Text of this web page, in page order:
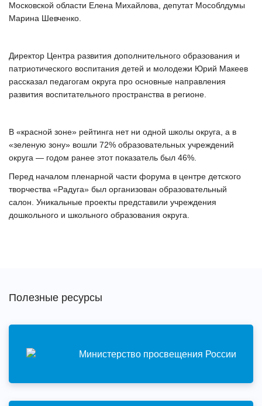
Московской области Елена Михайлова, депутат Мособлдумы
Марина Шевченко.
Директор Центра развития дополнительного образования и
патриотического воспитания детей и молодежи Юрий Макеев
рассказал педагогам округа про основные направления
развития воспитательного пространства в регионе.
В «красной зоне» рейтинга нет ни одной школы округа, а в
«зеленую зону» вошли 72% образовательных учреждений
округа — годом ранее этот показатель был 46%.
Перед началом пленарной части форума в центре детского
творчества «Радуга» был организован образовательный
салон. Уникальные проекты представили учреждения
дошкольного и школьного образования округа.
Полезные ресурсы
Министерство просвещения России